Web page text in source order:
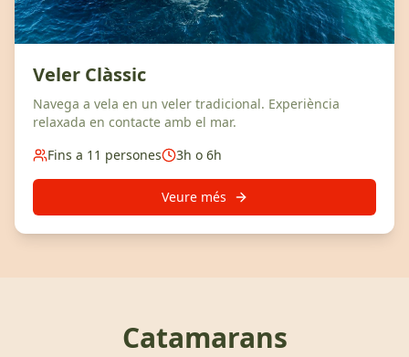
Veler Clàssic
Navega a vela en un veler tradicional. Experiència
relaxada en contacte amb el mar.
Fins a 11 persones
3h o 6h
Veure més
Catamarans